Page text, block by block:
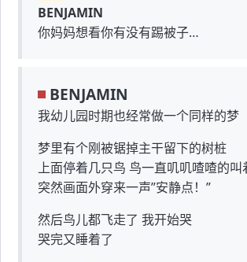
BENJAMIN
你妈妈想看你有没有踢被子…
BENJAMIN
我幼儿园时期也经常做一个同样的梦
梦里有个刚被锯掉主干留下的树桩
上面停着几只鸟 鸟一直叽叽喳喳的叫
突然画面外穿来一声”安静点！”
然后鸟儿都飞走了 我开始哭
哭完又睡着了